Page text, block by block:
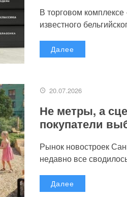
В торговом
известного
Далее
20.07.2026
Не метры, а
покупатели
Рынок новостроек
недавно все
Далее